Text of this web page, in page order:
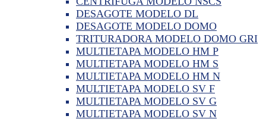
DESAGOTE MODELO DL
DESAGOTE MODELO DOMO
TRITURADORA MODELO DOMO GRI
MULTIETAPA MODELO HM P
MULTIETAPA MODELO HM S
MULTIETAPA MODELO HM N
MULTIETAPA MODELO SV F
MULTIETAPA MODELO SV G
MULTIETAPA MODELO SV N